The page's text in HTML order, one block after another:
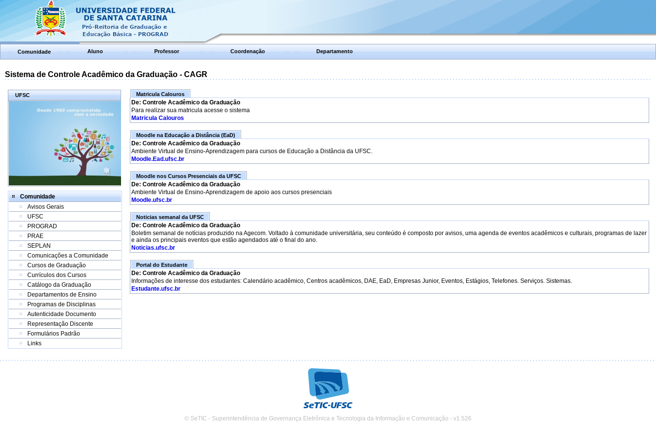
Comunidade Aluno Professor Coordenação Departamento
Sistema de Controle Acadêmico da Graduação - CAGR
UFSC
Comunidade
Avisos Gerais
UFSC
PROGRAD
PRAE
SEPLAN
Comunicações a Comunidade
Cursos de Graduação
Currículos dos Cursos
Catálogo da Graduação
Departamentos de Ensino
Programas de Disciplinas
Autenticidade Documento
Representação Discente
Formulários Padrão
Links
Matricula Calouros
De: Controle Acadêmico da Graduação
Para realizar sua matricula acesse o sistema
Matricula Calouros
Moodle na Educação a Distância (EaD)
De: Controle Acadêmico da Graduação
Ambiente Virtual de Ensino-Aprendizagem para cursos de Educação a Distância da UFSC.
Moodle.Ead.ufsc.br
Moodle nos Cursos Presenciais da UFSC
De: Controle Acadêmico da Graduação
Ambiente Virtual de Ensino-Aprendizagem de apoio aos cursos presenciais
Moodle.ufsc.br
Noticias semanal da UFSC
De: Controle Acadêmico da Graduação
Boletim semanal de notícias produzido na Agecom. Voltado à comunidade universitária, seu conteúdo é composto por avisos, uma agenda de eventos acadêmicos e culturais, programas de lazer
e ainda os principais eventos que estão agendados até o final do ano.
Noticias.ufsc.br
Portal do Estudante
De: Controle Acadêmico da Graduação
Informações de interesse dos estudantes: Calendário acadêmico, Centros acadêmicos, DAE, EaD, Empresas Junior, Eventos, Estágios, Telefones. Serviços. Sistemas.
Estudante.ufsc.br
© SeTIC - Superintendência de Governança Eletrônica e Tecnologia da Informação e Comunicação - v1.526